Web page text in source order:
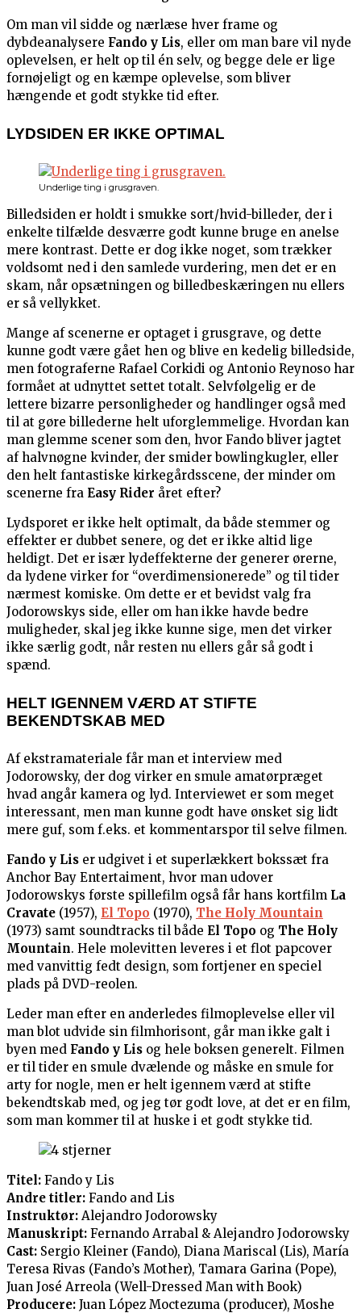
Om man vil sidde og nærlæse hver frame og
dybdeanalysere Fando y Lis, eller om man bare vil nyde
oplevelsen, er helt op til én selv, og begge dele er lige
fornøjeligt og en kæmpe oplevelse, som bliver
hængende et godt stykke tid efter.
LYDSIDEN ER IKKE OPTIMAL
Underlige ting i grusgraven.
Billedsiden er holdt i smukke sort/hvid-billeder, der i
enkelte tilfælde desværre godt kunne bruge en anelse
mere kontrast. Dette er dog ikke noget, som trækker
voldsomt ned i den samlede vurdering, men det er en
skam, når opsætningen og billedbeskæringen nu ellers
er så vellykket.
Mange af scenerne er optaget i grusgrave, og dette
kunne godt være gået hen og blive en kedelig billedside,
men fotograferne Rafael Corkidi og Antonio Reynoso har
formået at udnyttet settet totalt. Selvfølgelig er de
lettere bizarre personligheder og handlinger også med
til at gøre billederne helt uforglemmelige. Hvordan kan
man glemme scener som den, hvor Fando bliver jagtet
af halvnøgne kvinder, der smider bowlingkugler, eller
den helt fantastiske kirkegårdsscene, der minder om
scenerne fra Easy Rider året efter?
Lydsporet er ikke helt optimalt, da både stemmer og
effekter er dubbet senere, og det er ikke altid lige
heldigt. Det er især lydeffekterne der generer ørerne,
da lydene virker for “overdimensionerede” og til tider
nærmest komiske. Om dette er et bevidst valg fra
Jodorowskys side, eller om han ikke havde bedre
muligheder, skal jeg ikke kunne sige, men det virker
ikke særlig godt, når resten nu ellers går så godt i
spænd.
HELT IGENNEM VÆRD AT STIFTE
BEKENDTSKAB MED
Af ekstramateriale får man et interview med
Jodorowsky, der dog virker en smule amatørpræget
hvad angår kamera og lyd. Interviewet er som meget
interessant, men man kunne godt have ønsket sig lidt
mere guf, som f.eks. et kommentarspor til selve filmen.
Fando y Lis er udgivet i et superlækkert bokssæt fra
Anchor Bay Entertaiment, hvor man udover
Jodorowskys første spillefilm også får hans kortfilm La
Cravate (1957), El Topo (1970), The Holy Mountain
(1973) samt soundtracks til både El Topo og The Holy
Mountain. Hele molevitten leveres i et flot papcover
med vanvittig fedt design, som fortjener en speciel
plads på DVD-reolen.
Leder man efter en anderledes filmoplevelse eller vil
man blot udvide sin filmhorisont, går man ikke galt i
byen med Fando y Lis og hele boksen generelt. Filmen
er til tider en smule dvælende og måske en smule for
arty for nogle, men er helt igennem værd at stifte
bekendtskab med, og jeg tør godt love, at det er en film,
som man kommer til at huske i et godt stykke tid.
Titel: Fando y Lis
Andre titler: Fando and Lis
Instruktør: Alejandro Jodorowsky
Manuskript: Fernando Arrabal & Alejandro Jodorowsky
Cast: Sergio Kleiner (Fando), Diana Mariscal (Lis), María
Teresa Rivas (Fando’s Mother), Tamara Garina (Pope),
Juan José Arreola (Well-Dressed Man with Book)
Producere: Juan López Moctezuma (producer), Moshe